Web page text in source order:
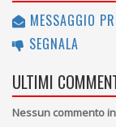
MESSAGGIO
SEGNALA
ULTIMI
Nessun commento